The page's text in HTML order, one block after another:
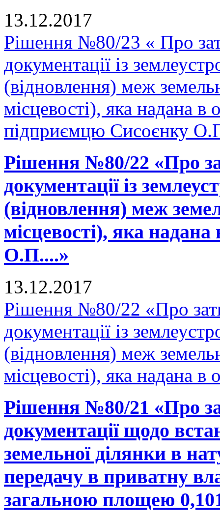
13.12.2017
Рішення №80/23 « Про
документації із
(відновлення) меж
місцевості), яка надана в
підприємцю Сисоєнку
Рішення №80/22 «Про
документації із
(відновлення) меж
місцевості), яка
О.П....»
13.12.2017
Рішення №80/22 «Про
документації із
(відновлення) меж
місцевості), яка надана
Рішення №80/21 «Про
документації щодо
земельної ділянки в
передачу в приватну
загальною площею